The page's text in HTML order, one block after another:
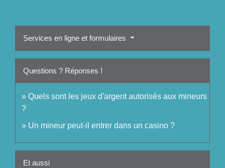
Services en ligne et formulaires
Questions ? Réponses !
Quels sont les jeux d'argent autorisés aux mineurs
?
Un mineur peut-il entrer dans un casino ?
Et aussi